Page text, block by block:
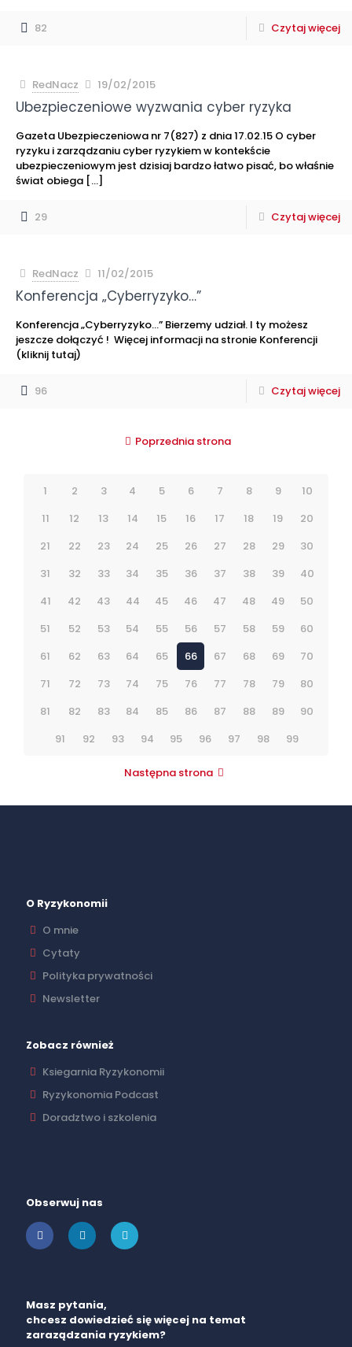
82 Czytaj więcej
RedNacz 19/02/2015
Ubezpieczeniowe wyzwania cyber ryzyka
Gazeta Ubezpieczeniowa nr 7(827) z dnia 17.02.15 O cyber
ryzyku i zarządzaniu cyber ryzykiem w kontekście
ubezpieczeniowym jest dzisiaj bardzo łatwo pisać, bo właśnie
świat obiega […]
29 Czytaj więcej
RedNacz 11/02/2015
Konferencja „Cyberryzyko…”
Konferencja „Cyberryzyko…” Bierzemy udział. I ty możesz
jeszcze dołączyć ! Więcej informacji na stronie Konferencji
(kliknij tutaj)
96 Czytaj więcej
Poprzednia strona
1 2 3 4 5 6 7 8 9
10
11
12 13 14 15 16 17 18 19
20
21
22 23 24 25 26 27 28 29
30
31
32 33 34 35 36 37 38 39
40
41
42 43 44 45 46 47 48 49
50
51
52 53 54 55 56 57 58 59
60
61
62 63 64 65 66 67 68 69
70
71
72 73 74 75 76 77 78 79
80
81
82 83 84 85 86 87 88 89
90
91
92 93 94 95 96 97 98 99
Następna strona
O Ryzykonomii
O mnie
Cytaty
Polityka prywatności
Newsletter
Zobacz również
Ksiegarnia Ryzykonomii
Ryzykonomia Podcast
Doradztwo i szkolenia
Obserwuj nas
Masz pytania,
chcesz dowiedzieć się więcej na temat
zaraządzania ryzykiem?